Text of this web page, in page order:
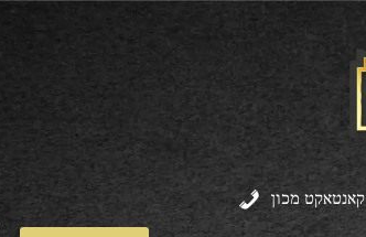
קאנטאקט מכון